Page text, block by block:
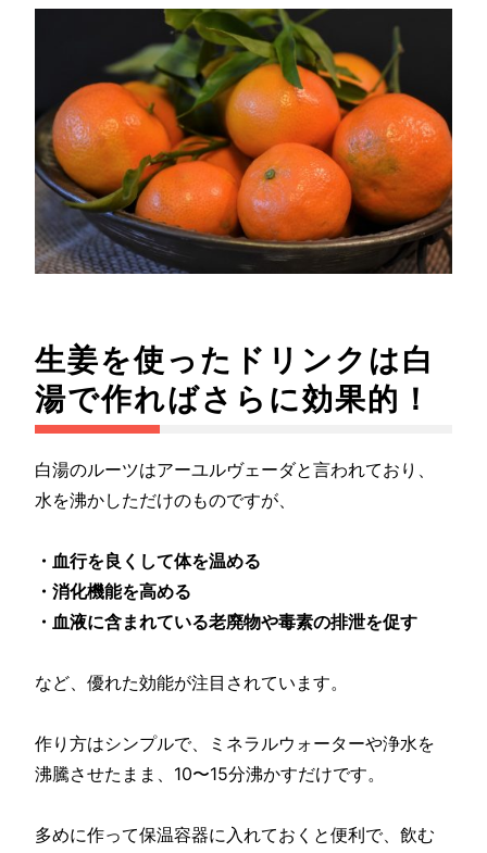
生姜を使ったドリンクは白
湯で作ればさらに効果的！
白湯のルーツはアーユルヴェーダと言われており、
水を沸かしただけのものですが、
・血行を良くして体を温める
・消化機能を高める
・血液に含まれている老廃物や毒素の排泄を促す
など、優れた効能が注目されています。
作り方はシンプルで、ミネラルウォーターや浄水を
沸騰させたまま、10〜15分沸かすだけです。
多めに作って保温容器に入れておくと便利で、飲む